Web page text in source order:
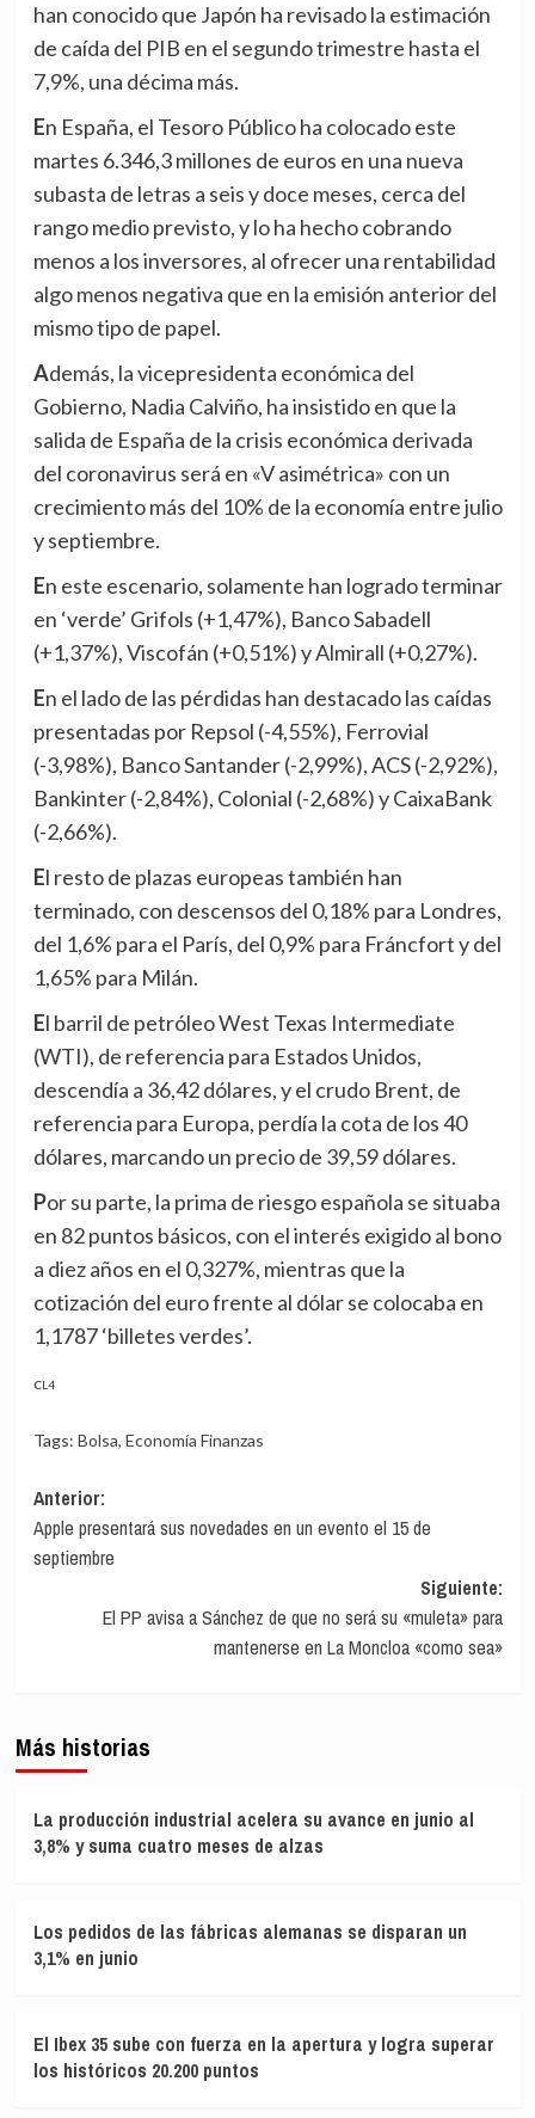
han conocido que Japón ha revisado la estimación
de caída del PIB en el segundo trimestre hasta el
7,9%, una décima más.
En España, el Tesoro Público ha colocado este
martes 6.346,3 millones de euros en una nueva
subasta de letras a seis y doce meses, cerca del
rango medio previsto, y lo ha hecho cobrando
menos a los inversores, al ofrecer una rentabilidad
algo menos negativa que en la emisión anterior del
mismo tipo de papel.
Además, la vicepresidenta económica del
Gobierno, Nadia Calviño, ha insistido en que la
salida de España de la crisis económica derivada
del coronavirus será en «V asimétrica» con un
crecimiento más del 10% de la economía entre julio
y septiembre.
En este escenario, solamente han logrado terminar
en ‘verde’ Grifols (+1,47%), Banco Sabadell
(+1,37%), Viscofán (+0,51%) y Almirall (+0,27%).
En el lado de las pérdidas han destacado las caídas
presentadas por Repsol (-4,55%), Ferrovial
(-3,98%), Banco Santander (-2,99%), ACS (-2,92%),
Bankinter (-2,84%), Colonial (-2,68%) y CaixaBank
(-2,66%).
El resto de plazas europeas también han
terminado, con descensos del 0,18% para Londres,
del 1,6% para el París, del 0,9% para Fráncfort y del
1,65% para Milán.
El barril de petróleo West Texas Intermediate
(WTI), de referencia para Estados Unidos,
descendía a 36,42 dólares, y el crudo Brent, de
referencia para Europa, perdía la cota de los 40
dólares, marcando un precio de 39,59 dólares.
Por su parte, la prima de riesgo española se situaba
en 82 puntos básicos, con el interés exigido al bono
a diez años en el 0,327%, mientras que la
cotización del euro frente al dólar se colocaba en
1,1787 ‘billetes verdes’.
CL4
Tags: Bolsa, Economía Finanzas
Navegación
de
entradas
Anterior:
Apple presentará sus novedades en un evento el 15 de
septiembre
Siguiente:
El PP avisa a Sánchez de que no será su «muleta» para
mantenerse en La Moncloa «como sea»
Más historias
La producción industrial acelera su avance en junio al
3,8% y suma cuatro meses de alzas
Los pedidos de las fábricas alemanas se disparan un
3,1% en junio
El Ibex 35 sube con fuerza en la apertura y logra superar
los históricos 20.200 puntos